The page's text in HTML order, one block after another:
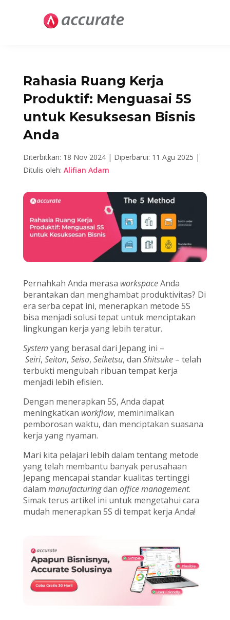
Rahasia Ruang Kerja
Produktif: Menguasai 5S
untuk Kesuksesan Bisnis
Anda
Diterbitkan: 18 Nov 2024 | Diperbarui: 11 Agu 2025 |
Ditulis oleh: Alifian Adam
Pernahkah Anda merasa workspaceAnda
berantakan dan menghambat produktivitas? Di
era serba cepat ini, menerapkan metode 5S
bisa menjadi solusi tepat untuk menciptakan
lingkungan kerja yang lebih teratur.
System yang berasal dari Jepang ini –
Seiri, Seiton, Seiso, Seiketsu, dan Shitsuke– telah
terbukti mengubah ribuan tempat kerja
menjadi lebih efisien.
Dengan menerapkan 5S, Anda dapat
meningkatkan workflow, meminimalkan
pemborosan waktu, dan menciptakan suasana
kerja yang nyaman.
Mari kita pelajari lebih dalam tentang metode
yang telah membantu banyak perusahaan
Jepang mencapai standar kualitas tertinggi
dalam manufacturingdan office management.
Simak terus artikel ini untuk mengetahui cara
mudah menerapkan 5S di tempat kerja Anda!